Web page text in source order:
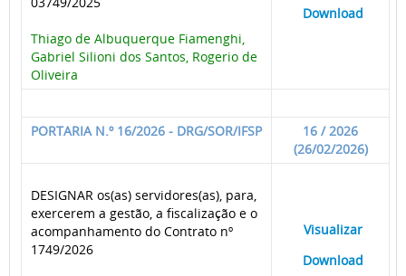
Thiago de Albuquerque Fiamenghi,
Gabriel Silioni dos Santos, Rogerio de
Oliveira
Download
PORTARIA N.º 16/2026 - DRG/SOR/IFSP
16 / 2026
(26/02/2026)
DESIGNAR os(as) servidores(as), para,
exercerem a gestão, a fiscalização e o
acompanhamento do Contrato nº
1749/2026
Visualizar
Download